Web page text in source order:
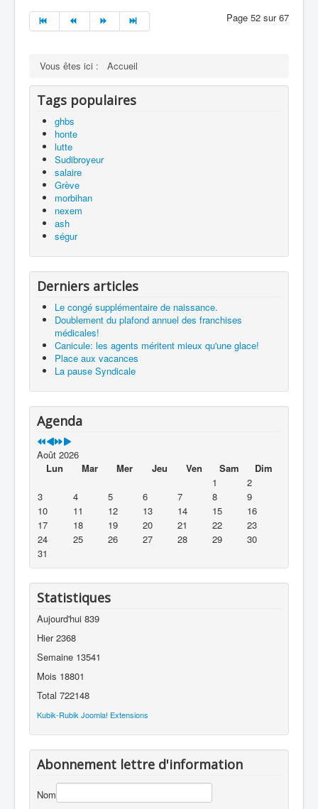
Page 52 sur 67
Vous êtes ici : Accueil
Tags populaires
ghbs
honte
lutte
Sudibroyeur
salaire
Grève
morbihan
nexem
ash
ségur
Derniers articles
Le congé supplémentaire de naissance.
Doublement du plafond annuel des franchises
médicales!
Canicule: les agents méritent mieux qu'une glace!
Place aux vacances
La pause Syndicale
Agenda
Août 2026
Lun
Mar Mer Jeu Ven Sam
Dim
1
2
3
4 5 6 7 8
9
10
11 12 13 14 15
16
17
18 19 20 21 22
23
24
25 26 27 28 29
30
31
Statistiques
Aujourd'hui 839
Hier2368
Semaine 13541
Mois 18801
Total 722148
Kubik-Rubik Joomla! Extensions
Abonnement lettre d'information
Nom